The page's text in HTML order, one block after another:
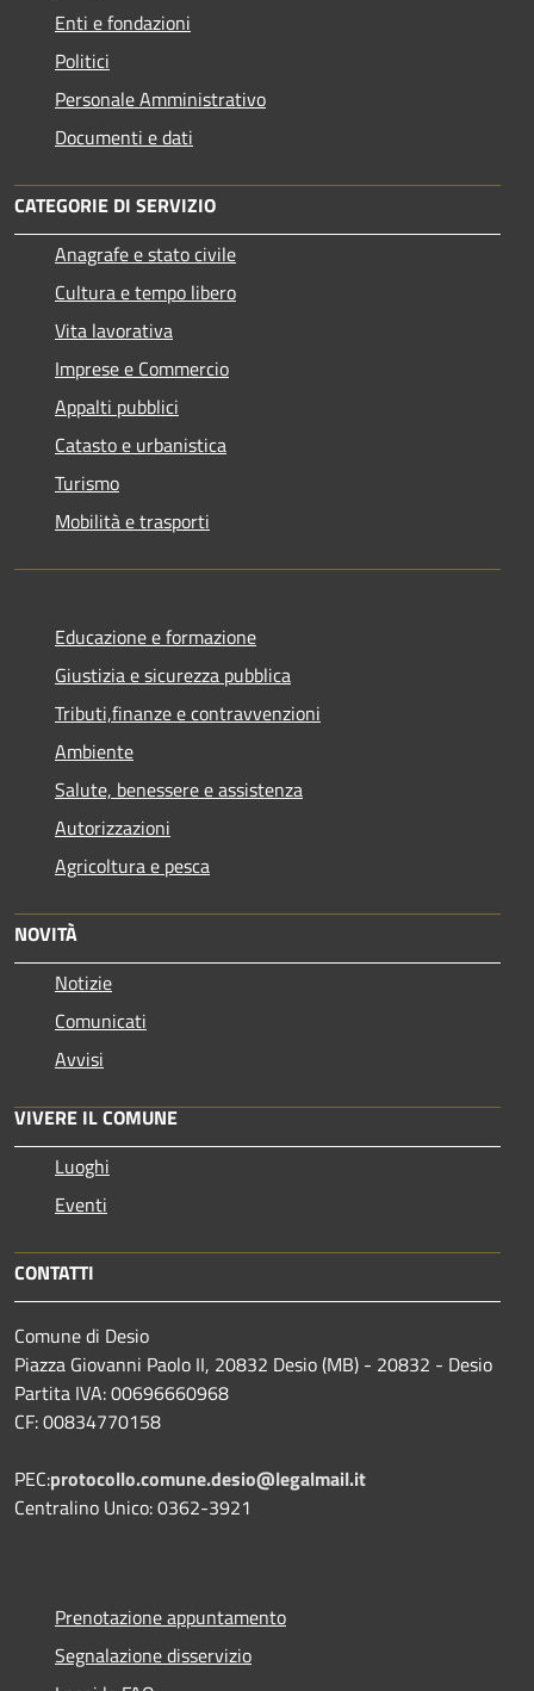
Enti e fondazioni
Politici
Personale Amministrativo
Documenti e dati
CATEGORIE DI SERVIZIO
Anagrafe e stato civile
Cultura e tempo libero
Vita lavorativa
Imprese e Commercio
Appalti pubblici
Catasto e urbanistica
Turismo
Mobilità e trasporti
Educazione e formazione
Giustizia e sicurezza pubblica
Tributi,finanze e contravvenzioni
Ambiente
Salute, benessere e assistenza
Autorizzazioni
Agricoltura e pesca
NOVITÀ
Notizie
Comunicati
Avvisi
VIVERE IL COMUNE
Luoghi
Eventi
CONTATTI
Comune di Desio
Piazza Giovanni Paolo II, 20832 Desio (MB) - 20832 - Desio
Partita IVA: 00696660968
CF: 00834770158
PEC:protocollo.comune.desio@legalmail.it
Centralino Unico: 0362-3921
Prenotazione appuntamento
Segnalazione disservizio